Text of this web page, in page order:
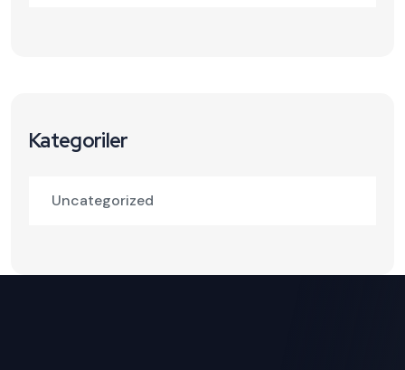
Kategoriler
Uncategorized